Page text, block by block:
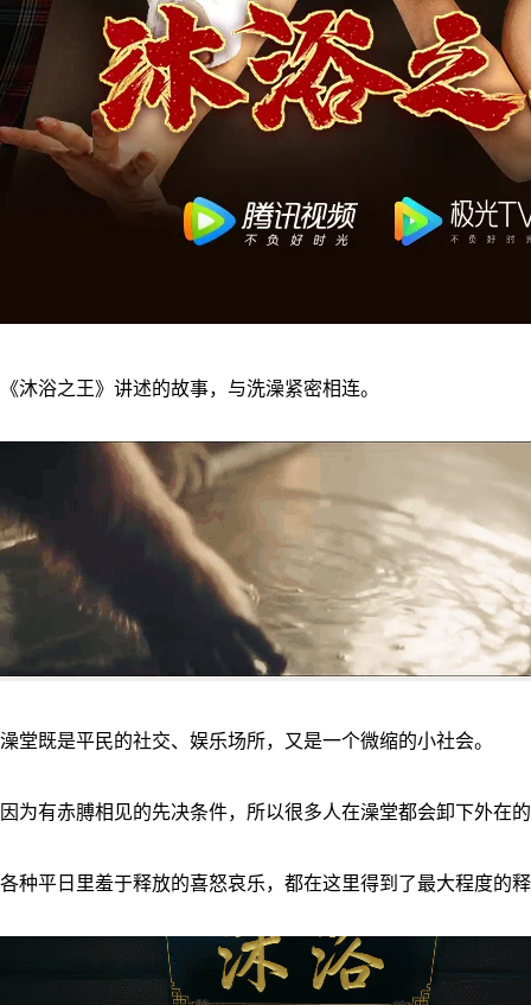
《沐浴之王》讲述的故事，与洗澡紧密相连。
澡堂既是平民的社交、娱乐场所，又是一个微缩的小社会。
因为有赤膊相见的先决条件，所以很多人在澡堂都会卸下外在
各种平日里羞于释放的喜怒哀乐，都在这里得到了最大程度的